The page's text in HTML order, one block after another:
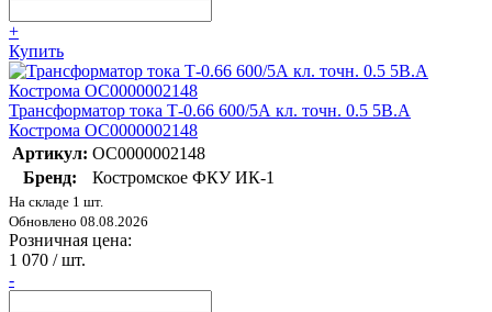
+
Купить
Трансформатор тока Т-0.66 600/5А кл. точн. 0.5 5В.А
Кострома ОС0000002148
Артикул: ОС0000002148
Бренд:
Костромское ФКУ ИК-1
На складе 1 шт.
Обновлено 08.08.2026
Розничная цена:
1 070 / шт.
-